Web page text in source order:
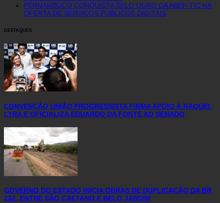
PERNAMBUCO CONQUISTA SELO OURO DA ABEP-TIC NA
OFERTA DE SERVIÇOS PÚBLICOS DIGITAIS
DESTAQUES
CONVENÇÃO UNIÃO PROGRESSISTA FIRMA APOIO À RAQUEL
LYRA E OFICIALIZA EDUARDO DA FONTE AO SENADO
GOVERNO DO ESTADO INICIA OBRAS DE DUPLICAÇÃO DA BR
232, ENTRE SÃO CAETANO E BELO JARDIM